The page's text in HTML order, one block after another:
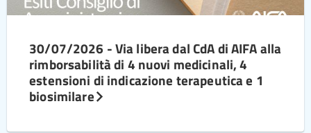
30/07/2026 - Via libera dal CdA di AIFA alla
rimborsabilità di 4 nuovi medicinali, 4
estensioni di indicazione terapeutica e 1
biosimilare